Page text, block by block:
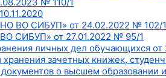
ВО СИБУП» от 24.02.2022 № 102/1
СИБУП» от 27.01.2022 № 95/1
личных дел обучающихся от
зачетных книжек,
о высшем